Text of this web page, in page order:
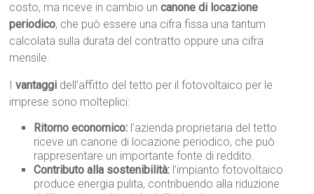
costo, ma riceve in cambio uncanone di locazione
periodico, che può essere una cifra fissa una tantum
calcolata sulla durata del contratto oppure una cifra
mensile.
Ivantaggi dell’affitto del tetto per il fotovoltaico per le
imprese sono molteplici:
Ritorno economico: l’azienda proprietaria del tetto
riceve un canone di locazione periodico, che può
rappresentare un importante fonte di reddito.
Contributo alla sostenibilità: l’impianto fotovoltaico
produce energia pulita, contribuendo alla riduzione